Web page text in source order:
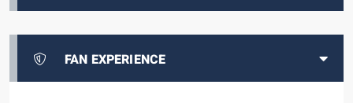
FAN EXPERIENCE